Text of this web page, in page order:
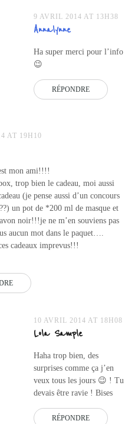
9 AVRIL 2014 AT 13H38
Annalynne
Ha super merci pour l’info
😉
RÉPONDRE
AT 19H10
mon ami!!!!
trop bien le cadeau, moi aussi
(je pense aussi d’un concours
un pot de *200 ml de masque et
noir!!!je ne m’en souviens pas
aucun mot dans le paquet….
cadeaux imprevus!!!
10 AVRIL 2014 AT 18H08
Lola Sample
Haha trop bien, des
surprises comme ça j’en
veux tous les jours 😉 ! Tu
devais être ravie ! Bises
RÉPONDRE